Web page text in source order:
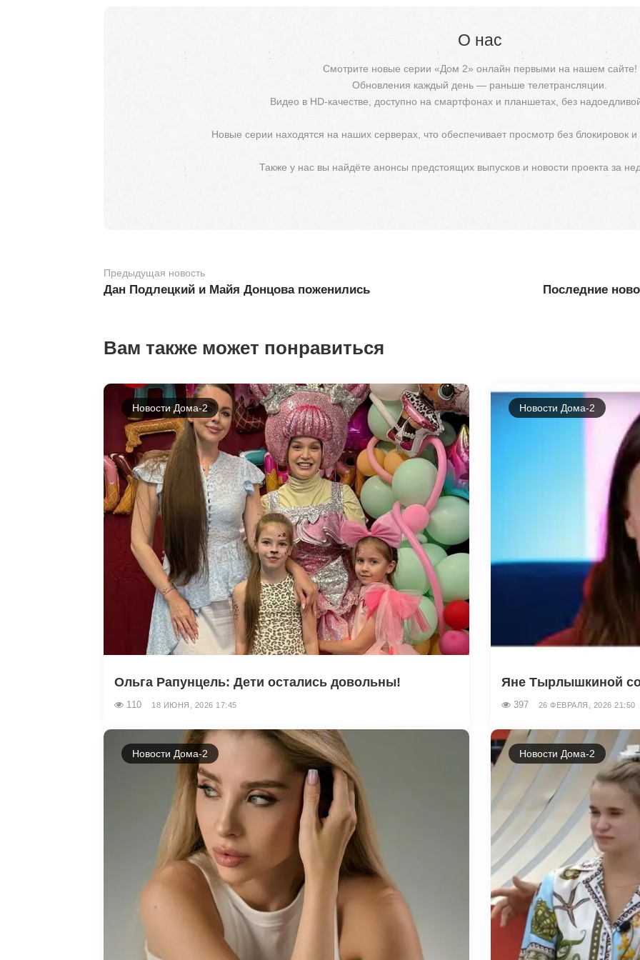
О нас
Смотрите новые серии «Дом 2» онлайн первыми на нашем сайте!
Обновления каждый день — раньше телетрансляции.
Видео в HD-качестве, доступно на смартфонах и планшетах, без
Новые серии находятся на наших серверах, что обеспечивает просмотр без блокировок
Также у нас вы найдёте анонсы предстоящих выпусков и новости проекта за
Предыдущая новость
Дан Подлецкий и Майя Донцова поженились Последние
Вам также может понравиться
Новости Дома-2
Ольга Рапунцель: Дети остались довольны!
110 18 ИЮНЯ, 2026 17:45
Новости Дома-2
Яне Тырлышкиной
397 26 ФЕВРАЛЯ, 2026 21:50
Новости Дома-2 Новости Дома-2